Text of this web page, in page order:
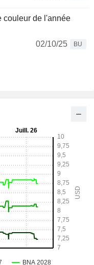
couleur de l'année
02/10/25
BU